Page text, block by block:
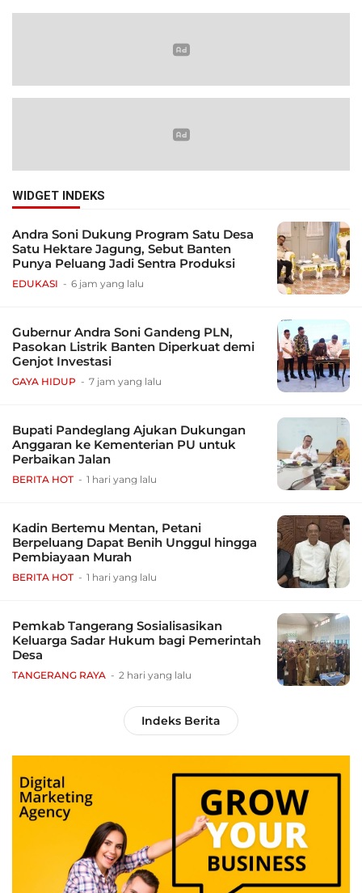
WIDGET INDEKS
Andra Soni Dukung Program Satu Desa
Satu Hektare Jagung, Sebut Banten
Punya Peluang Jadi Sentra Produksi
EDUKASI 6 jam yang lalu
Gubernur Andra Soni Gandeng PLN,
Pasokan Listrik Banten Diperkuat demi
Genjot Investasi
GAYA HIDUP 7 jam yang lalu
Bupati Pandeglang Ajukan Dukungan
Anggaran ke Kementerian PU untuk
Perbaikan Jalan
BERITA HOT 1 hari yang lalu
Kadin Bertemu Mentan, Petani
Berpeluang Dapat Benih Unggul hingga
Pembiayaan Murah
BERITA HOT 1 hari yang lalu
Pemkab Tangerang Sosialisasikan
Keluarga Sadar Hukum bagi Pemerintah
Desa
TANGERANG RAYA 2 hari yang lalu
Indeks Berita